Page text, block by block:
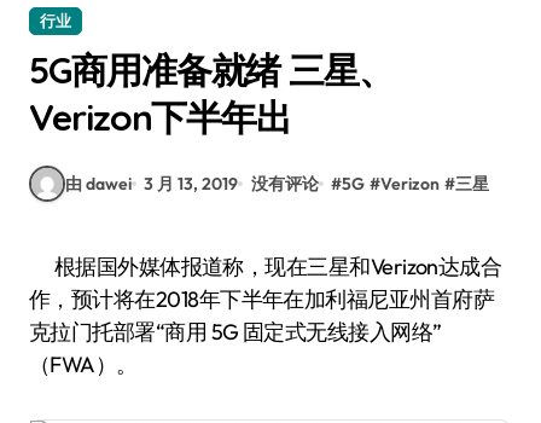
行业
5G商用准备就绪 三星、
Verizon下半年出
由 dawei 3 月 13, 2019 没有评论 #5G #Verizon #三星
根据国外媒体报道称，现在三星和Verizon达成合
作，预计将在2018年下半年在加利福尼亚州首府萨
克拉门托部署“商用 5G 固定式无线接入网络”
（FWA）。